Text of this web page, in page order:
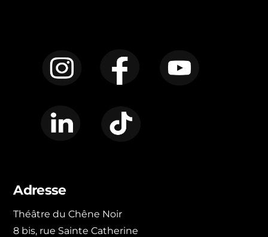
Adresse
Théâtre du Chêne Noir
8 bis, rue Sainte Catherine